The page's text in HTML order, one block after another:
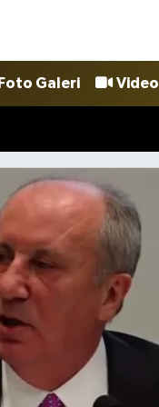
Foto Galeri Video